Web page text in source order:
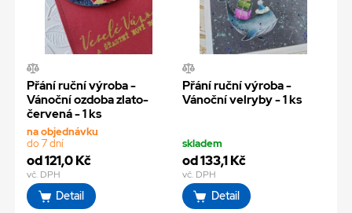
Přání ruční výroba -
Vánoční ozdoba zlato-
červená - 1 ks
na objednávku
do 7 dní
od 121,0 Kč
vč. DPH
Detail
Přání ruční výroba -
Vánoční velryby - 1 ks
skladem
od 133,1 Kč
vč. DPH
Detail